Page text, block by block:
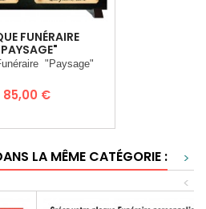
FUNÉRAIRE
"Paysage"
Prix
85,00 €
LA MÊME CATÉGORIE :
>
<